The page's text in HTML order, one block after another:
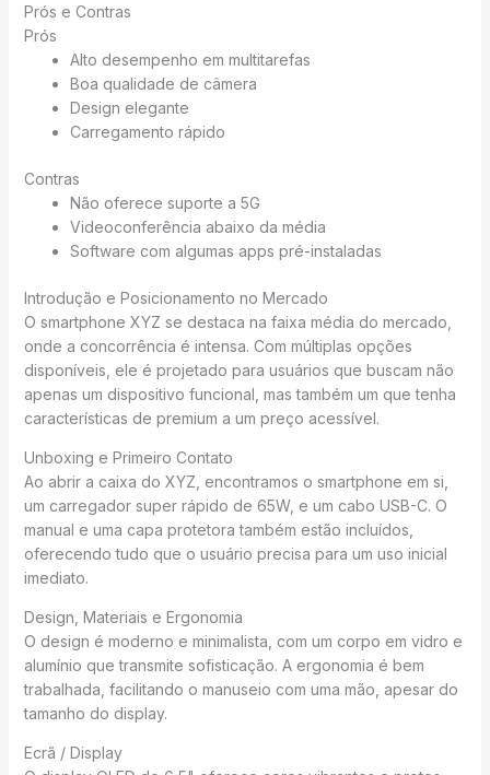
Prós e Contras
Prós
Alto desempenho em multitarefas
Boa qualidade de câmera
Design elegante
Carregamento rápido
Contras
Não oferece suporte a 5G
Videoconferência abaixo da média
Software com algumas apps pré-instaladas
Introdução e Posicionamento no Mercado
O smartphone XYZ se destaca na faixa média do mercado,
onde a concorrência é intensa. Com múltiplas opções
disponíveis, ele é projetado para usuários que buscam não
apenas um dispositivo funcional, mas também um que tenha
características de premium a um preço acessível.
Unboxing e Primeiro Contato
Ao abrir a caixa do XYZ, encontramos o smartphone em si,
um carregador super rápido de 65W, e um cabo USB-C. O
manual e uma capa protetora também estão incluídos,
oferecendo tudo que o usuário precisa para um uso inicial
imediato.
Design, Materiais e Ergonomia
O design é moderno e minimalista, com um corpo em vidro e
alumínio que transmite sofisticação. A ergonomia é bem
trabalhada, facilitando o manuseio com uma mão, apesar do
tamanho do display.
Ecrã / Display